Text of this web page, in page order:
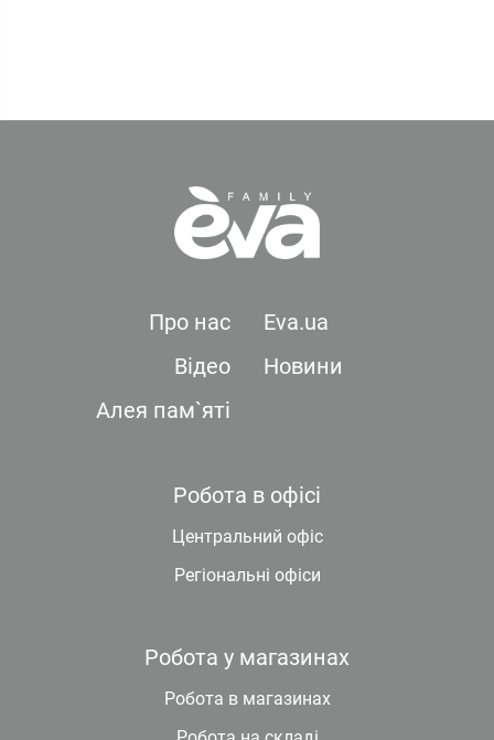
Про нас
Eva.ua
Відео
Новини
Алея пам`яті
Робота в офісі
Центральний офіс
Регіональні офіси
Робота у магазинах
Робота в магазинах